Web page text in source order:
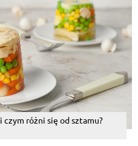
czym różni się od sztamu?